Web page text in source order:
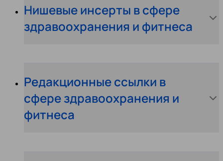
Нишевые инсерты в сфере
здравоохранения и фитнеса
Редакционные ссылки в
сфере здравоохранения и
фитнеса